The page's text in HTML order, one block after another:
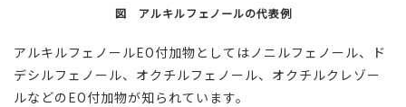
図 アルキルフェノールの代表例
アルキルフェノールEO付加物としてはノニルフェノール、ド
デシルフェノール、オクチルフェノール、オクチルクレゾー
ルなどのEO付加物が知られています。